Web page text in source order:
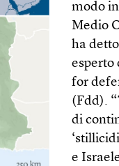
modo
Medio
ha
esperto
for
(Fdd).
di
e